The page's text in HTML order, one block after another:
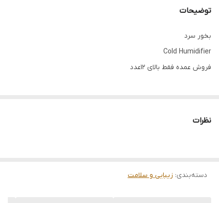
توضیحات
بخور سرد
Cold Humidifier
فروش عمده فقط بالای ۱۲عدد
نظرات
دسته‌بندی: زیبایی و سلامت